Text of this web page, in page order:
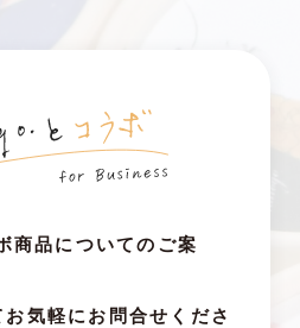
商品についてのご案
気軽にお問合せくださ